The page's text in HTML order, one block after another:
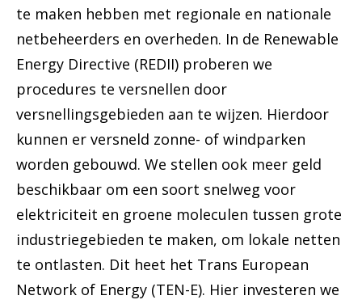
te maken hebben met regionale en nationale
netbeheerders en overheden. In de Renewable
Energy Directive (REDII) proberen we
procedures te versnellen door
versnellingsgebieden aan te wijzen. Hierdoor
kunnen er versneld zonne- of windparken
worden gebouwd. We stellen ook meer geld
beschikbaar om een soort snelweg voor
elektriciteit en groene moleculen tussen grote
industriegebieden te maken, om lokale netten
te ontlasten. Dit heet het Trans European
Network of Energy (TEN-E). Hier investeren we